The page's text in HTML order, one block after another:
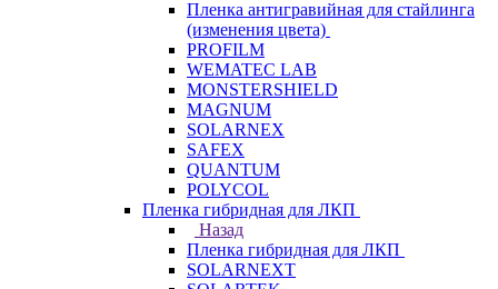
Пленка антигравийная для стайлинга
(изменения цвета)
PROFILM
WEMATEC LAB
MONSTERSHIELD
MAGNUM
SOLARNEX
SAFEX
QUANTUM
POLYCOL
Пленка гибридная для ЛКП
Назад
Пленка гибридная для ЛКП
SOLARNEXT